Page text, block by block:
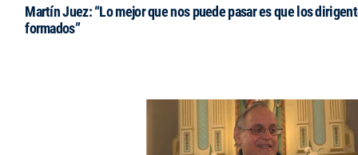
Martín Juez: “Lo mejor que nos puede pasar es que los
formados”